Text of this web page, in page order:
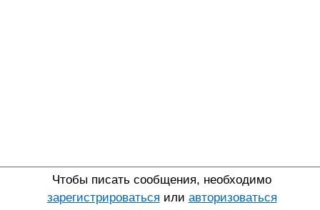
Чтобы писать сообщения, необходимо
зарегистрироваться или авторизоваться